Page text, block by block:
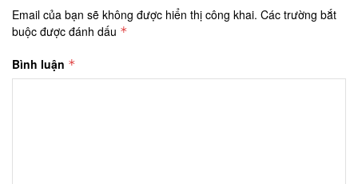
Email của bạn sẽ không được hiển thị công khai. Các trường bắt
buộc được đánh dấu *
Bình luận *